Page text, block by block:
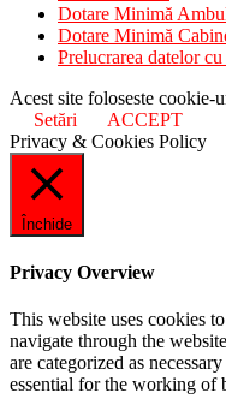
Dotare Minimă
Dotare Minimă
Prelucrarea datelor
Acest site foloseste cookie-
Setări
ACCEPT
Privacy & Cookies Policy
Închide
Privacy Overview
This website uses cookies
navigate through the
are categorized as
essential for the working of